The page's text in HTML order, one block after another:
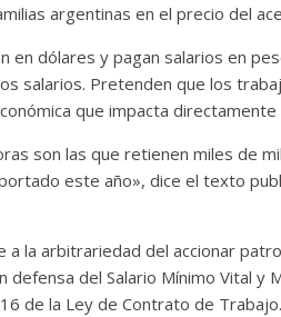
argentinas en el precio del
en dólares y pagan salarios en
salarios. Pretenden que los
que impacta
son las que retienen miles de
este año», dice el texto
a la arbitrariedad del accionar
defensa del Salario Mínimo Vital y
de la Ley de Contrato de